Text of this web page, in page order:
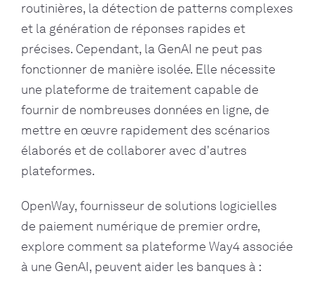
routinières, la détection de patterns complexes
et la génération de réponses rapides et
précises. Cependant, la GenAI ne peut pas
fonctionner de manière isolée. Elle nécessite
une plateforme de traitement capable de
fournir de nombreuses données en ligne, de
mettre en œuvre rapidement des scénarios
élaborés et de collaborer avec d'autres
plateformes.
OpenWay, fournisseur de solutions logicielles
de paiement numérique de premier ordre,
explore comment sa plateforme Way4 associée
à une GenAI, peuvent aider les banques à :